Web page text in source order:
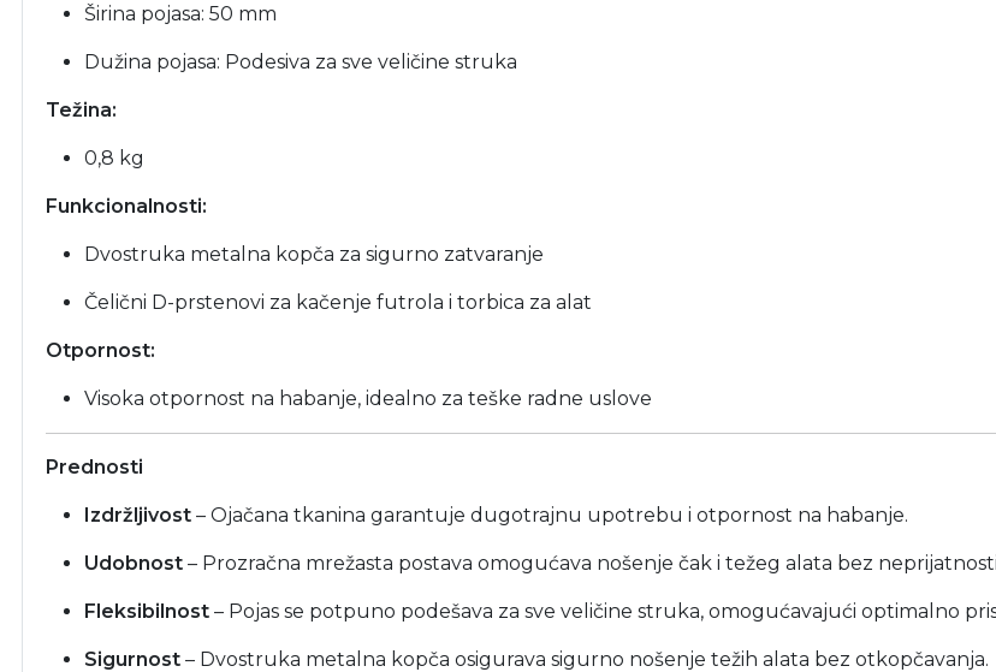
Širina pojasa: 50 mm
Dužina pojasa: Podesiva za sve veličine struka
Težina:
0,8 kg
Funkcionalnosti:
Dvostruka metalna kopča za sigurno zatvaranje
Čelični D-prstenovi za kačenje futrola i torbica za alat
Otpornost:
Visoka otpornost na habanje, idealno za teške radne uslove
Prednosti
Izdržljivost – Ojačana tkanina garantuje dugotrajnu upotrebu i otpornost na habanje.
Udobnost – Prozračna mrežasta postava omogućava nošenje čak i težeg alata bez
Fleksibilnost – Pojas se potpuno podešava za sve veličine struka, omogućavajući optimalno
Sigurnost – Dvostruka metalna kopča osigurava sigurno nošenje težih alata bez otkopčavanja.